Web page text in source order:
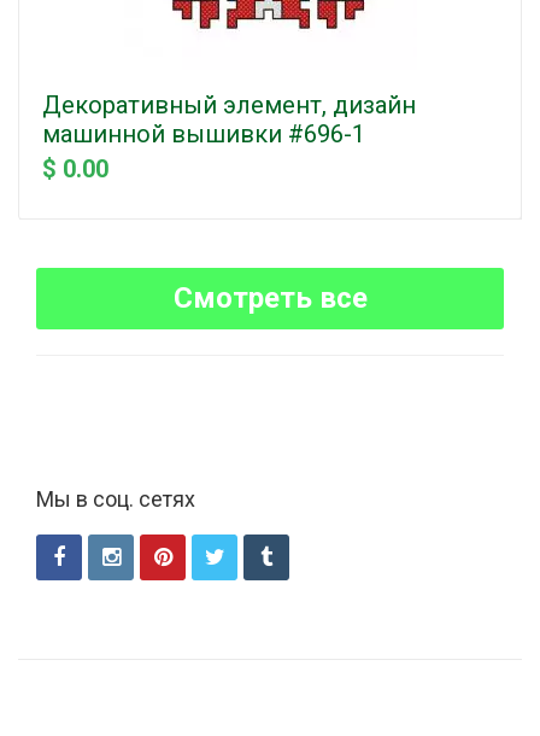
Декоративный элемент, дизайн
машинной вышивки #696-1
$ 0.00
Смотреть все
Мы в соц. сетях